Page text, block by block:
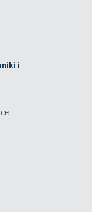
i